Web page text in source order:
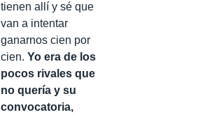
tienen allí y sé que
van a intentar
ganarnos cien por
cien. Yo era de los
pocos rivales que
no quería y su
convocatoria,